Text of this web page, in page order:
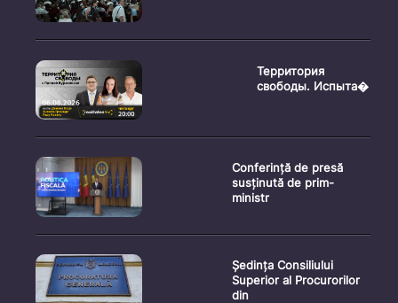
Территория
свободы. Испыта�
Conferință de presă
susținută de prim-
ministr
Ședința Consiliului
Superior al Procurorilor
din